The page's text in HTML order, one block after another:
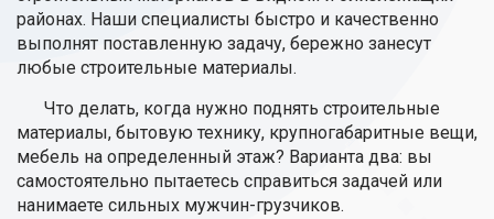
районах. Наши специалисты быстро и качественно
выполнят поставленную задачу, бережно занесут
любые строительные материалы.
Что делать, когда нужно поднять строительные
материалы, бытовую технику, крупногабаритные вещи,
мебель на определенный этаж? Варианта два: вы
самостоятельно пытаетесь справиться задачей или
нанимаете сильных мужчин-грузчиков.